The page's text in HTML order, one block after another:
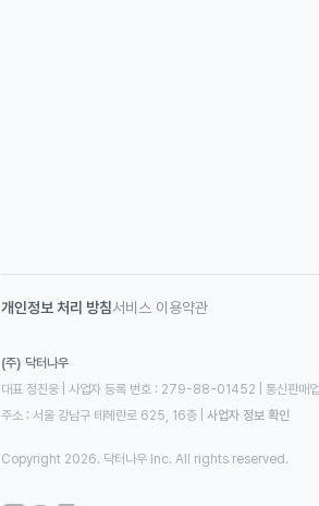
개인정보 처리 방침서비스 이용약관
(주) 닥터나우
대표 정진웅 | 사업자 등록 번호 : 279-88-01452 | 통신판
주소 : 서울 강남구 테헤란로 625, 16층
사업자 정보 확인
Copyright 2026. 닥터나우 Inc. All rights reserved.